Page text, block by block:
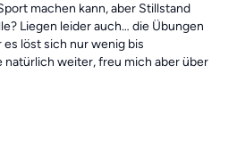
machen kann, aber Stillstand
Liegen leider auch… die Übungen
löst sich nur wenig bis
weiter, freu mich aber über